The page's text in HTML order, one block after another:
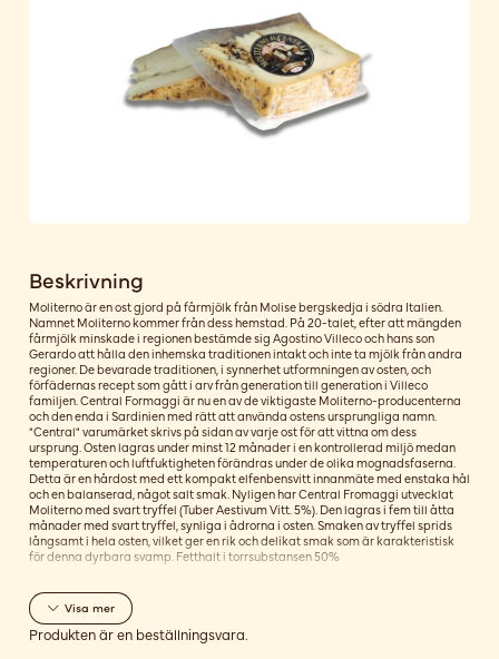
Beskrivning
Moliterno är en ost gjord på fårmjölk från Molise bergskedja i södra Italien.
Namnet Moliterno kommer från dess hemstad. På 20-talet, efter att mängden
fårmjölk minskade i regionen bestämde sig Agostino Villeco och hans son
Gerardo att hålla den inhemska traditionen intakt och inte ta mjölk från andra
regioner. De bevarade traditionen, i synnerhet utformningen av osten, och
förfädernas recept som gått i arv från generation till generation i Villeco
familjen. Central Formaggi är nu en av de viktigaste Moliterno-producenterna
och den enda i Sardinien med rätt att använda ostens ursprungliga namn.
"Central" varumärket skrivs på sidan av varje ost för att vittna om dess
ursprung. Osten lagras under minst 12 månader i en kontrollerad miljö medan
temperaturen och luftfuktigheten förändras under de olika mognadsfaserna.
Detta är en hårdost med ett kompakt elfenbensvitt innanmäte med enstaka hål
och en balanserad, något salt smak. Nyligen har Central Fromaggi utvecklat
Moliterno med svart tryffel (Tuber Aestivum Vitt. 5%). Den lagras i fem till åtta
månader med svart tryffel, synliga i ådrorna i osten. Smaken av tryffel sprids
långsamt i hela osten, vilket ger en rik och delikat smak som är karakteristisk
för denna dyrbara svamp. Fetthalt i torrsubstansen 50%
Visamer
Produkten är en beställningsvara.